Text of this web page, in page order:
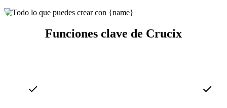
Funciones clave de Crucix